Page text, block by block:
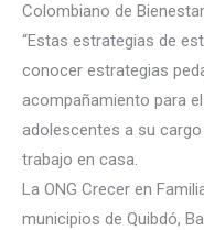
Colombiano de Bienestar
“Estas estrategias de
conocer estrategias
acompañamiento para
adolescentes a su
trabajo en casa.
La ONG Crecer en
municipios de Quibdó,